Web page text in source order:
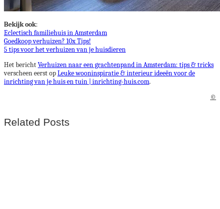
Bekijk ook:
Eclectisch familiehuis in Amsterdam
Goedkoop verhuizen? 10x Tips!
5 tips voor het verhuizen van je huisdieren
Het berichtVerhuizen naar een grachtenpand in Amsterdam: tips & tricks
verscheen eerst opLeuke wooninspiratie & interieur ideeën voor de
inrichting van je huis en tuin | inrichting-huis.com.
©
Related Posts